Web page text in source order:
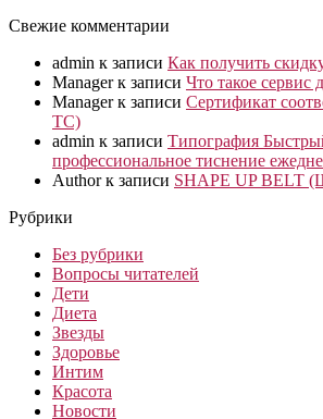
Свежие комментарии
admin к записи Как получить
Managerк записи Что такое сервис
Managerк записи Сертификат
ТС)
admin к записи Типография
профессиональное тиснение
Authorк записи SHAPE UP
Рубрики
Без рубрики
Вопросы читателей
Дети
Диета
Звезды
Здоровье
Интим
Красота
Новости